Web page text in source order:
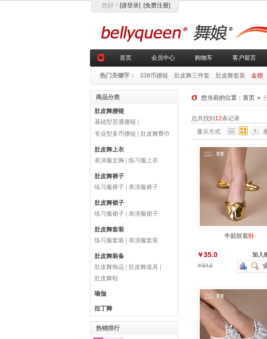
您好 ！ [请登录] [免费注册]
首页 会员中心 购物车 客户留言
热门关键字： 338币腰链 肚皮舞三件套 肚皮舞套装 金翅
您当前的位置： 首页 »
总共找到 12条记录
显示方式
牛筋软底鞋
￥35.0 加入
￥54.5
商品分类
肚皮舞腰链
基础型普通腰链
专业型多币腰链
肚皮舞臀巾
肚皮舞上衣
表演服文胸
练习服上衣
肚皮舞裤子
练习服裤子
表演服裤子
肚皮舞裙子
练习服裙子
表演服裙子
肚皮舞套装
练习服套装
表演服套装
肚皮舞装备
肚皮舞饰品
肚皮舞道具
肚皮舞鞋
瑜伽
拉丁舞
热销排行